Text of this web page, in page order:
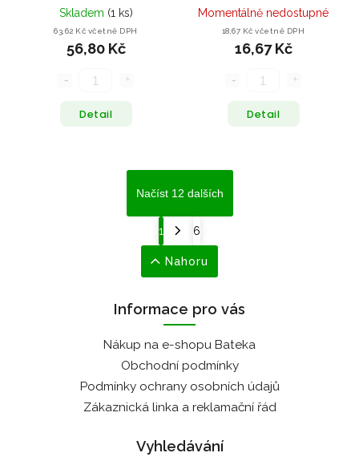
Skladem (1 ks)
63,62 Kč včetně DPH
56,80 Kč
Detail
Momentálně nedostupné
18,67 Kč včetně DPH
16,67 Kč
Detail
Načíst 12 dalších
1 6
Nahoru
Informace pro vás
Nákup na e-shopu Bateka
Obchodní podmínky
Podmínky ochrany osobních údajů
Zákaznická linka a reklamační řád
Vyhledávání